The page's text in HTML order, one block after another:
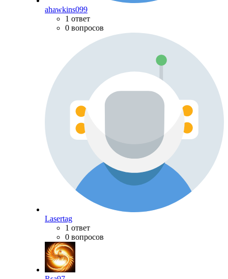
ahawkins099
1 ответ
0 вопросов
Lasertag
1 ответ
0 вопросов